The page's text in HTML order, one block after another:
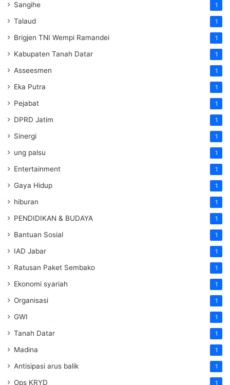
Sangihe 1
Talaud 1
Brigjen TNI Wempi Ramandei 1
Kabupaten Tanah Datar 1
Asseesmen 1
Eka Putra 1
Pejabat 1
DPRD Jatim 1
Sinergi 1
ung palsu 1
Entertainment 1
Gaya Hidup 1
hiburan 1
PENDIDIKAN & BUDAYA 1
Bantuan Sosial 1
IAD Jabar 1
Ratusan Paket Sembako 1
Ekonomi syariah 1
Organisasi 1
GWI 1
Tanah Datar 1
Madina 1
Antisipasi arus balik 1
Ops KRYD 1